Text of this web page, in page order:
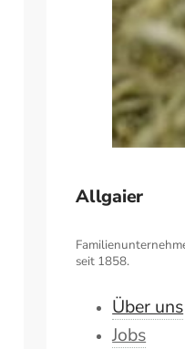
Allgaier
seit 1858.
Über uns
Jobs